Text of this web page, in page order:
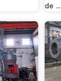
de ...